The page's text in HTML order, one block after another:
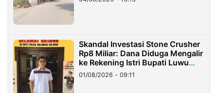
Skandal Investasi Stone Crusher
Rp8 Miliar: Dana Diduga Mengalir
ke Rekening Istri Bupati Luwu
Timur
01/08/2026 - 09:11